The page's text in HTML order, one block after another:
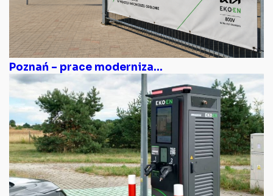
Poznań – prace moderniza...